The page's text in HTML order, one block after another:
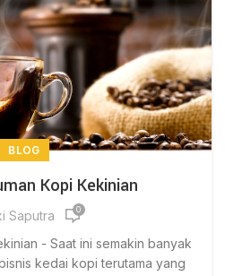
BLOG
Kopi Kekinian
Saputra 0
- Saat ini semakin banyak
kedai kopi terutama yang